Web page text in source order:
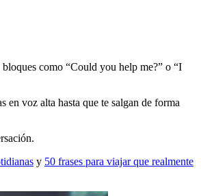
como “Could you help me?” o “I
en voz alta hasta que te salgan de forma
y 50 frases para viajar que realmente